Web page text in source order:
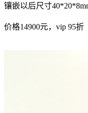
镶嵌以后尺寸
价格14900元，vip 95折